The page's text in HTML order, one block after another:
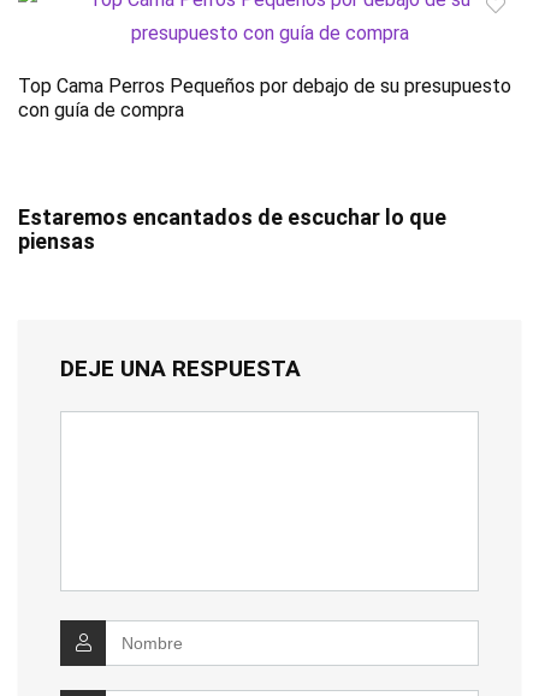
Top Cama Perros Pequeños por debajo de su presupuesto
con guía de compra
Estaremos encantados de escuchar lo que
piensas
DEJE UNA RESPUESTA